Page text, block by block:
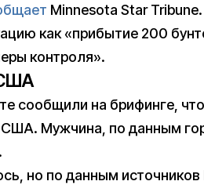
Minnesota Star
как «прибытие 200
контроля».
сообщили на брифинге,
Мужчина, по данным
но по данным